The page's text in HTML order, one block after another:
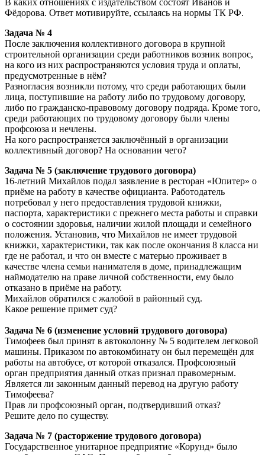
Фёдорова. Ответ мотивируйте, ссылаясь на нормы ТК РФ.
Задача № 4
После заключения коллективного договора в крупной
строительной организации среди работников возник вопрос,
на кого из них распространяются условия труда и оплаты,
предусмотренные в нём?
Разногласия возникли потому, что среди работающих были
лица, поступившие на работу либо по трудовому договору,
либо по гражданско-правовому договору подряда. Кроме того,
среди работающих по трудовому договору были члены
профсоюза и нечлены.
На кого распространяется заключённый в организации
коллективный договор? На основании чего?
Задача № 5 (заключение трудового договора)
16-летний Михайлов подал заявление в ресторан «Юпитер» о
приёме на работу в качестве официанта. Работодатель
потребовал у него предоставления трудовой книжки,
паспорта, характеристики с прежнего места работы и справки
о состоянии здоровья, наличии жилой площади и семейного
положения. Установив, что Михайлов не имеет трудовой
книжки, характеристики, так как после окончания 8 класса ни
где не работал, и что он вместе с матерью проживает в
качестве члена семьи нанимателя в доме, принадлежащим
наймодателю на праве личной собственности, ему было
отказано в приёме на работу.
Михайлов обратился с жалобой в районный суд.
Какое решение примет суд?
Задача № 6 (изменение условий трудового договора)
Тимофеев был принят в автоколонну № 5 водителем легковой
машины. Приказом по автокомбинату он был перемещён для
работы на автобусе, от которой отказался. Профсоюзный
орган предприятия данный отказ признал правомерным.
Является ли законным данный перевод на другую работу
Тимофеева?
Прав ли профсоюзный орган, подтвердивший отказ?
Решите дело по существу.
Задача № 7 (расторжение трудового договора)
Государственное унитарное предприятие «Корунд» было